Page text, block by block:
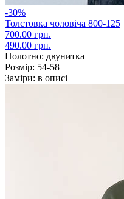
-30%
Толстовка чоловіча 800-125
700.00 грн.
490.00 грн.
Полотно: двунитка
Розмір: 54-58
Заміри: в описі